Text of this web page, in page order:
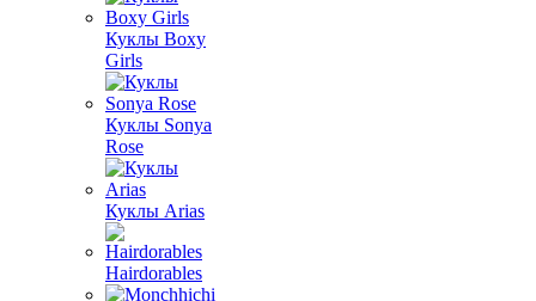
Куклы Boxy
Girls
Куклы Sonya
Rose
Куклы Arias
Hairdorables